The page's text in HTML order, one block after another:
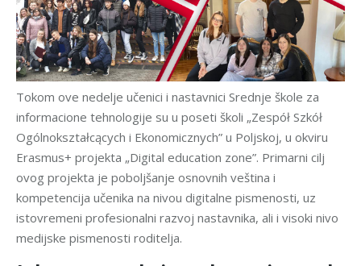
Tokom ove nedelje učenici i nastavnici Srednje škole za
informacione tehnologije su u poseti školi „Zespół Szkół
Ogólnokształcących i Ekonomicznych” u Poljskoj, u okviru
Erasmus+ projekta „Digital education zone”. Primarni cilj
ovog projekta je poboljšanje osnovnih veština i
kompetencija učenika na nivou digitalne pismenosti, uz
istovremeni profesionalni razvoj nastavnika, ali i visoki nivo
medijske pismenosti roditelja.